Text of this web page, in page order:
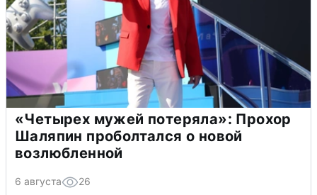
«Четырех мужей потеряла»: Прохор
Шаляпин проболтался о новой
возлюбленной
6 августа 26